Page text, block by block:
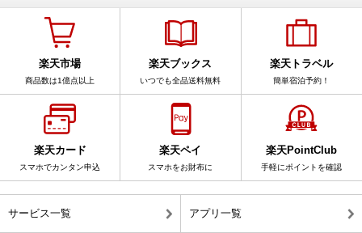
楽天市場
商品数は1億点以上
楽天ブックス
いつでも全品送料無料
楽天トラベル
簡単宿泊予約！
楽天カード
スマホでカンタン申込
楽天ペイ
スマホをお財布に
楽天PointClub
手軽にポイントを確認
サービス一覧 アプリ一覧